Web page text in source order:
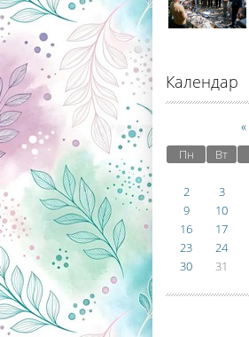
Календар
«
Пн Вт
2
3
9
10
16
17
23
24
30
31